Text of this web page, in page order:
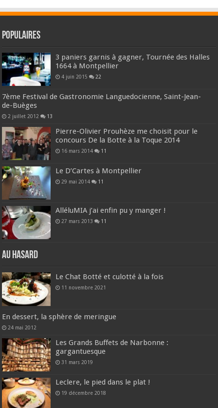
Populaires
3 paniers garnis à gagner, Tournée des Halles
1664 à Montpellier
4 juin 2015 22
7ème Festival de Gastronomie Languedocienne, Saint-Jean-
de-Buèges
2 juillet 2012 13
Pierre-Olivier Prouhèze me choisit pour le
concours De la Botte à la Toque 2014
16 mars 2014 11
Le D’Cartes à Montpellier
29 mai 2014 11
AlléluMIA j’ai enfin pu y manger !
27 mars 2013 11
Au hasard
Le Chat Botté et culotté à la fois
11 novembre 2021
En dessert, la sphère de meringue
24 mai 2012
Les Grands Buffets de Narbonne :
gargantuesque
31 mars 2019
Leclere, le pied dans le plat !
19 décembre 2018